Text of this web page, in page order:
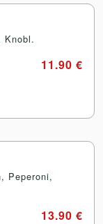
Knobl.
11.90 €
Peperoni,
13.90 €